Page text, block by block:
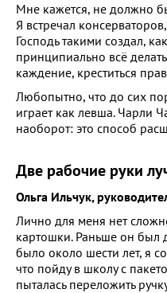
Мне кажется, не должно
Я встречал
Господь такими создал,
принципиально всё
каждение, креститься
Любопытно, что до сих
играет как левша. Чарли
наоборот: это способ
Две рабочие руки
Ольга Ильчук,
Лично для меня нет
картошки. Раньше он был
было около шести лет, я
что пойду в школу с
пыталась переложить